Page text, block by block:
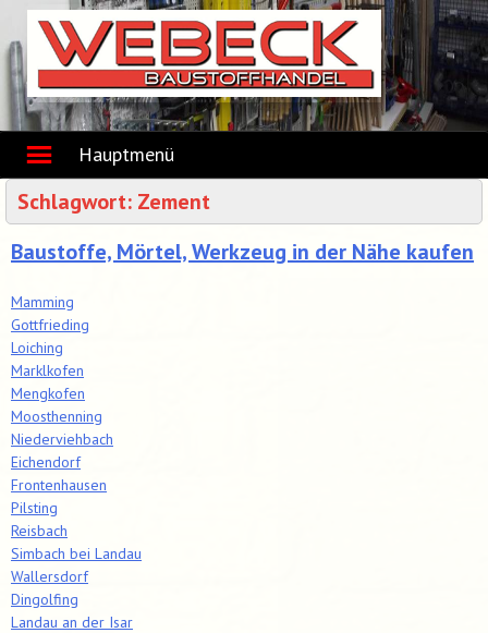
content
Hauptmenü
Schlagwort: Zement
Baustoffe, Mörtel, Werkzeug in der Nähe kaufen
Mamming
Gottfrieding
Loiching
Marklkofen
Mengkofen
Moosthenning
Niederviehbach
Eichendorf
Frontenhausen
Pilsting
Reisbach
Simbach bei Landau
Wallersdorf
Dingolfing
Landau an der Isar